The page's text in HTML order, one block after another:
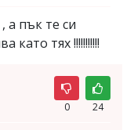
а пък те си
като тях !!!!!!!!!!!
0 24